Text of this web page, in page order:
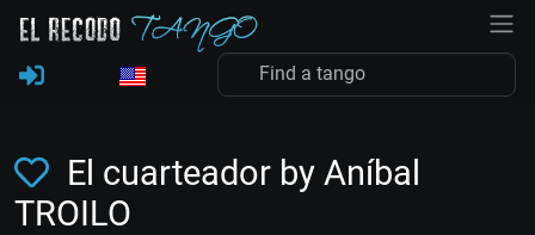
El cuarteador by Aníbal
TROILO